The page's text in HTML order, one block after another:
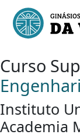
Curso
Instituto
Academia